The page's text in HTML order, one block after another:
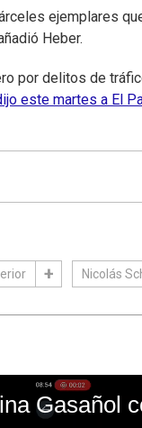
ejemplares
Heber.
por delitos de
este martes a El
Nicolás